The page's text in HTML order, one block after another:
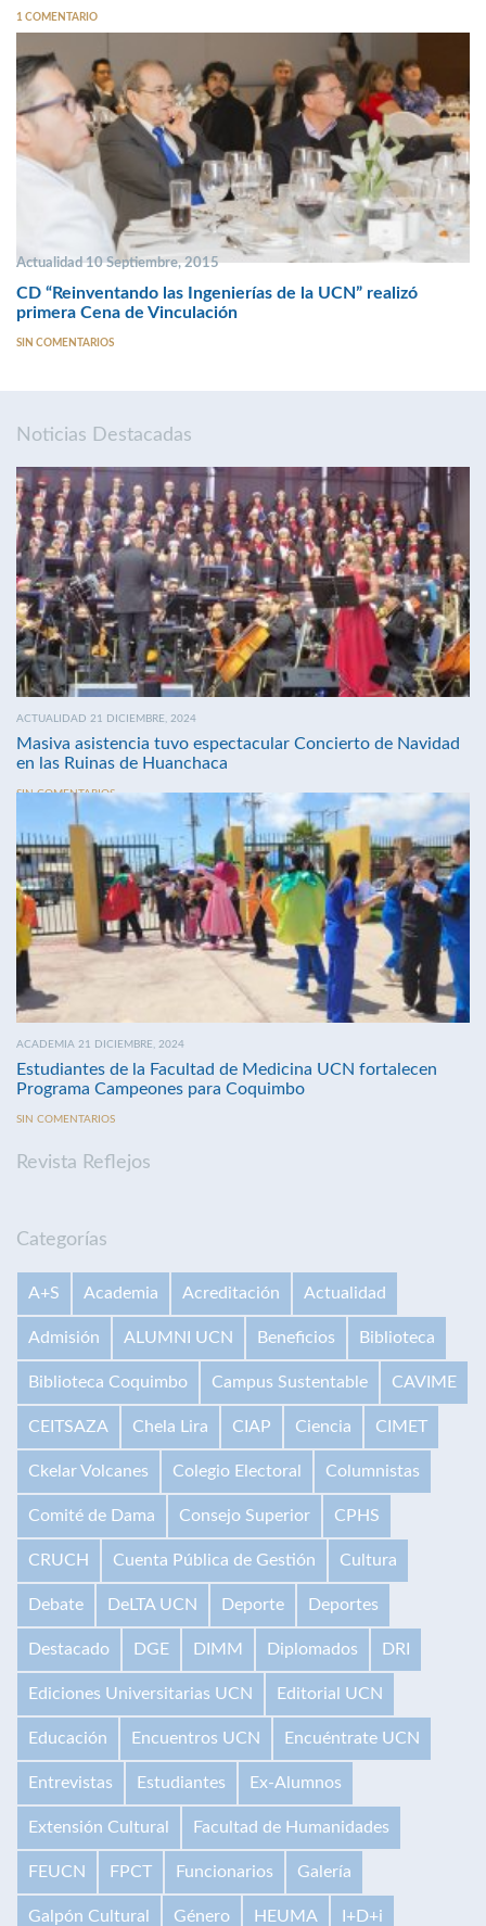
1 COMENTARIO
Actualidad 10 Septiembre, 2015
CD “Reinventando las Ingenierías de la UCN” realizó
primera Cena de Vinculación
SIN COMENTARIOS
Noticias Destacadas
ACTUALIDAD 21 DICIEMBRE, 2024
Masiva asistencia tuvo espectacular Concierto de Navidad
en las Ruinas de Huanchaca
SIN COMENTARIOS
ACADEMIA 21 DICIEMBRE, 2024
Estudiantes de la Facultad de Medicina UCN fortalecen
Programa Campeones para Coquimbo
SIN COMENTARIOS
Revista Reflejos
Categorías
A+S Academia Acreditación Actualidad
Admisión ALUMNI UCN Beneficios Biblioteca
Biblioteca Coquimbo Campus Sustentable CAVIME
CEITSAZA Chela Lira CIAP Ciencia CIMET
Ckelar Volcanes Colegio Electoral Columnistas
Comité de Dama Consejo Superior CPHS
CRUCH Cuenta Pública de Gestión Cultura
Debate DeLTA UCN Deporte Deportes
Destacado DGE DIMM Diplomados DRI
Ediciones Universitarias UCN Editorial UCN
Educación Encuentros UCN Encuéntrate UCN
Entrevistas Estudiantes Ex-Alumnos
Extensión Cultural Facultad de Humanidades
FEUCN FPCT Funcionarios Galería
Galpón Cultural Género HEUMA I+D+i